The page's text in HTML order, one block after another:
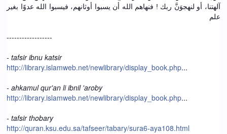
آلهتنا، أو لنهجوَنَّ ربك ! فنهاهم الله أن يسبوا أوثانهم، فيسبوا الله عدوًا بغير
علم
------------------
- tafsir ibnu katsir
http://library.islamweb.net/newlibrary/display_book.php...
- ahkamul qur'an li ibnil 'aroby
http://library.islamweb.net/newlibrary/display_book.php...
- tafsir thobary
http://quran.ksu.edu.sa/tafseer/tabary/sura6-aya108.html